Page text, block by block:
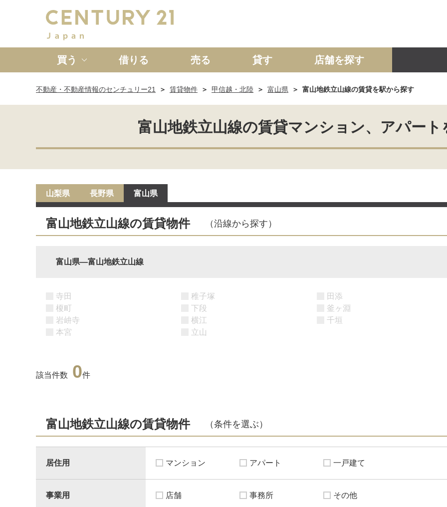
買う
新築一戸建て 中古一戸建て マンション 土地 事業投資用
借りる 売る 貸す 店舗を探す
不動産・不動産情報のセンチュリー21 賃貸物件 甲信越・北陸 富山県 富山地鉄立山線の賃貸を駅から探す
富山地鉄立山線の賃貸マンション、アパート
山梨県 長野県 富山県
富山地鉄立山線の賃貸物件 （沿線から探す）
富山県―富山地鉄立山線
寺田 稚子塚 田添
榎町
下段 釜ヶ淵
岩峅寺
横江 千垣
本宮
立山
該当件数 0件
富山地鉄立山線の賃貸物件 （条件を選ぶ）
居住用 マンション アパート 一戸建て
事業用 店舗 事務所 その他